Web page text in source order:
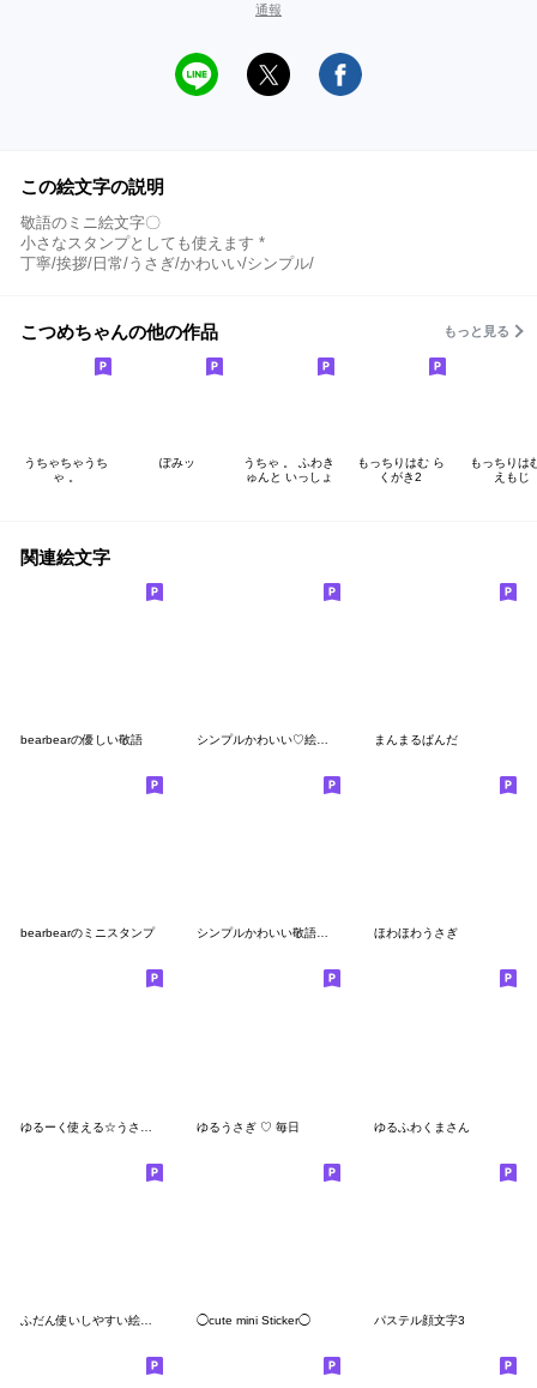
通報
この絵文字の説明
敬語のミニ絵文字〇
小さなスタンプとしても使えます *
丁寧/挨拶/日常/うさぎ/かわいい/シンプル/
こつめちゃんの他の作品 もっと見る
うちゃちゃうち
ゃ 。
ぽみッ
うちゃ 。 ふわき
ゅんと いっしょ
もっちりはむ ら
くがき2
もっちりは
えもじ
関連絵文字
bearbearの優しい敬語 まんまるぱんだ
bearbearのミニスタンプ シンプルかわいい敬語の絵文字 2 ほわほわうさぎ
ゆるうさぎ ♡ 毎日 ゆるふわくまさん
◯cute mini Sticker◯ パステル顔文字3